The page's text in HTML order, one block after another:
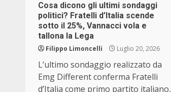
Cosa dicono gli ultimi sondaggi
politici? Fratelli d’Italia scende
sotto il 25%, Vannacci vola e
tallona la Lega
Filippo Limoncelli Luglio 20, 2026
L’ultimo sondaggio realizzato da
Emg Different conferma Fratelli
d’Italia come primo partito italiano,